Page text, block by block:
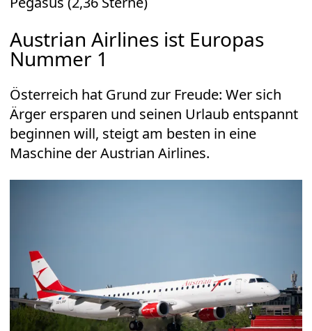
Austrian Airlines ist Europas
Nummer 1
Österreich hat Grund zur Freude: Wer sich
Ärger ersparen und seinen Urlaub entspannt
beginnen will, steigt am besten in eine
Maschine der Austrian Airlines.